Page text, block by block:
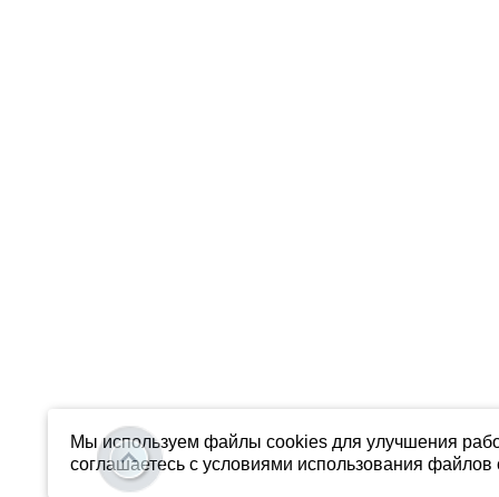
Мы используем файлы cookies для улучшения
соглашаетесь с условиями использования файлов